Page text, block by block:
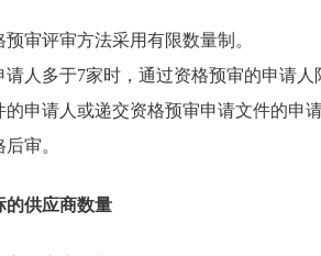
审评审方法采用有限数量制。
人多于7家时，通过资格预审的申请人
申请人或递交资格预审申请文件的申
审。
的供应商数量